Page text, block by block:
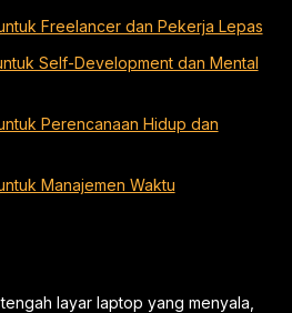
Freelancer dan Pekerja Lepas
Self-Development dan Mental
Perencanaan Hidup dan
Manajemen Waktu
layar laptop yang menyala,